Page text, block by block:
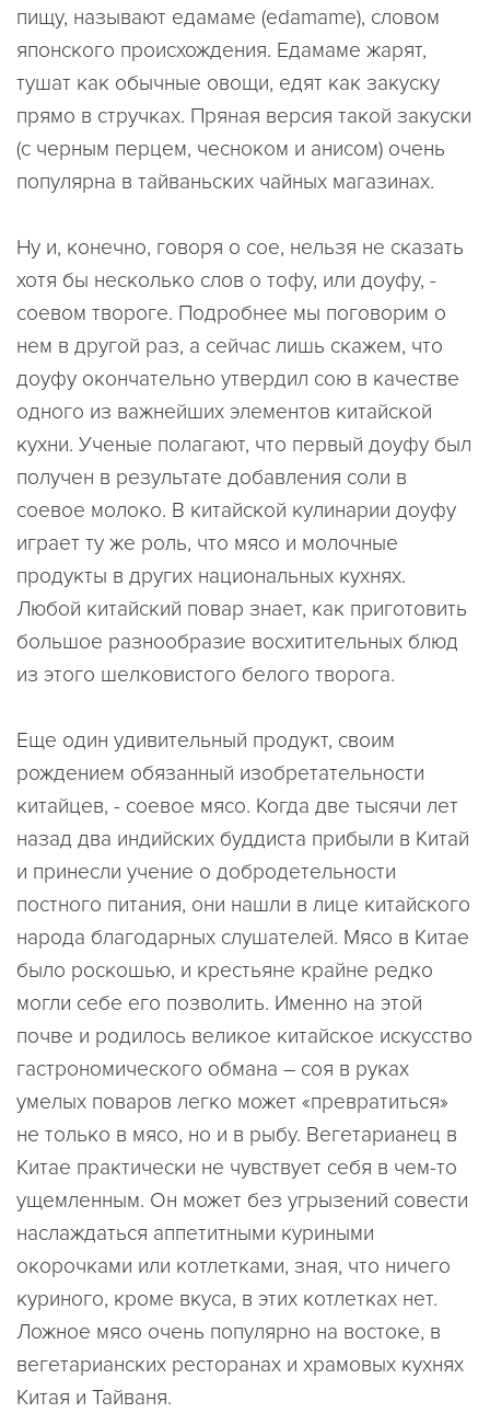
пищу, называют едамаме (edamame), словом
японского происхождения. Едамаме жарят,
тушат как обычные овощи, едят как закуску
прямо в стручках. Пряная версия такой закуски
(с черным перцем, чесноком и анисом) очень
популярна в тайваньских чайных магазинах.
Ну и, конечно, говоря о сое, нельзя не сказать
хотя бы несколько слов о тофу, или доуфу, -
соевом твороге. Подробнее мы поговорим о
нем в другой раз, а сейчас лишь скажем, что
доуфу окончательно утвердил сою в качестве
одного из важнейших элементов китайской
кухни. Ученые полагают, что первый доуфу был
получен в результате добавления соли в
соевое молоко. В китайской кулинарии доуфу
играет ту же роль, что мясо и молочные
продукты в других национальных кухнях.
Любой китайский повар знает, как приготовить
большое разнообразие восхитительных блюд
из этого шелковистого белого творога.
Еще один удивительный продукт, своим
рождением обязанный изобретательности
китайцев, - соевое мясо. Когда две тысячи лет
назад два индийских буддиста прибыли в Китай
и принесли учение о добродетельности
постного питания, они нашли в лице китайского
народа благодарных слушателей. Мясо в Китае
было роскошью, и крестьяне крайне редко
могли себе его позволить. Именно на этой
почве и родилось великое китайское искусство
гастрономического обмана – соя в руках
умелых поваров легко может «превратиться»
не только в мясо, но и в рыбу. Вегетарианец в
Китае практически не чувствует себя в чем-то
ущемленным. Он может без угрызений совести
наслаждаться аппетитными куриными
окорочками или котлетками, зная, что ничего
куриного, кроме вкуса, в этих котлетках нет.
Ложное мясо очень популярно на востоке, в
вегетарианских ресторанах и храмовых кухнях
Китая и Тайваня.